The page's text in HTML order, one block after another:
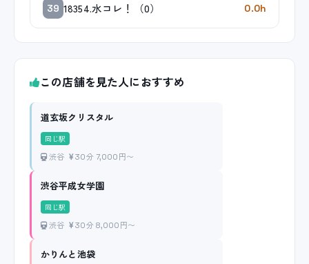
39 18354.水コレ！（0） 0.0h
この店舗を見た人におすすめ
道玄坂クリスタル
同じ駅
渋谷 30分 7,000円〜
渋谷平成女学園
同じ駅
渋谷 30分 8,000円〜
かりんと池袋